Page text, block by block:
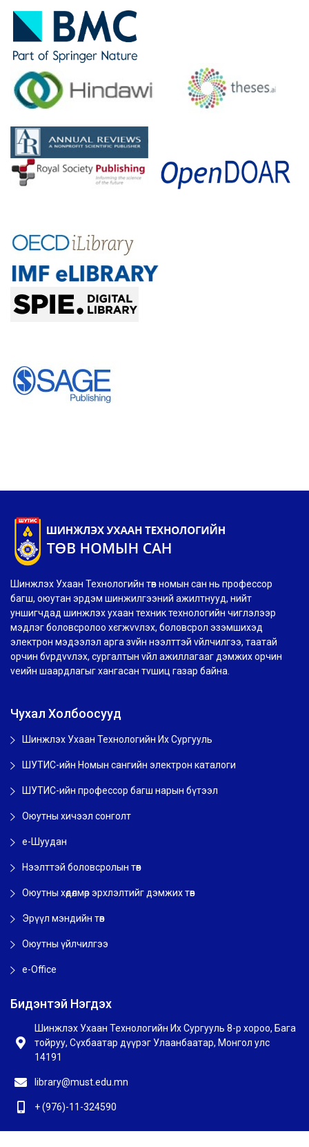
Шинжлэх Ухаан Технологийн төв номын сан нь профессор
багш, оюутан эрдэм шинжилгээний ажилтнууд, нийт
уншигчдад шинжлэх ухаан техник технологийн чиглэлээр
мэдлэг боловсролоо хєгжvvлэх, боловсрол эзэмшихэд
электрон мэдээлэл арга зvйн нээлттэй vйлчилгээ, таатай
орчин бvрдvvлэх, сургалтын vйл ажиллагааг дэмжих орчин
vеийн шаардлагыг хангасан тvшиц газар байна.
Чухал Холбоосууд
Шинжлэх Ухаан Технологийн Их Сургууль
ШУТИС-ийн Номын сангийн электрон каталоги
ШУТИС-ийн профессор багш нарын бүтээл
Оюутны хичээл сонголт
e-Шуудан
Нээлттэй боловсролын төв
Оюутны хөдөлмөр эрхлэлтийг дэмжих төв
Эрүүл мэндийн төв
Оюутны үйлчилгээ
e-Office
Бидэнтэй Нэгдэх
Шинжлэх Ухаан Технологийн Их Сургууль 8-р хороо, Бага
тойруу, Сүхбаатар дүүрэг Улаанбаатар, Монгол улс
14191
library@must.edu.mn
+ (976)-11-324590